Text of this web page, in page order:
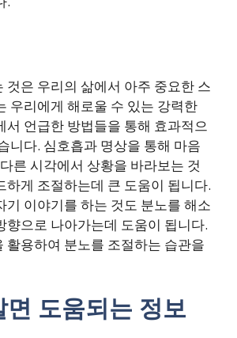
것은 우리의 삶에서 아주 중요한 스
우리에게 해로울 수 있는 강력한
서 언급한 방법들을 통해 효과적으
니다. 심호흡과 명상을 통해 마음
른 시각에서 상황을 바라보는 것
하게 조절하는데 큰 도움이 됩니다.
기 이야기를 하는 것도 분노를 해소
향으로 나아가는데 도움이 됩니다.
활용하여 분노를 조절하는 습관을
면 도움되는 정보